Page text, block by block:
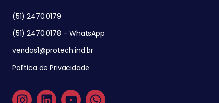
(51) 2470.0179
(51) 2470.0178 – WhatsApp
vendas1@protech.ind.br
Política de Privacidade